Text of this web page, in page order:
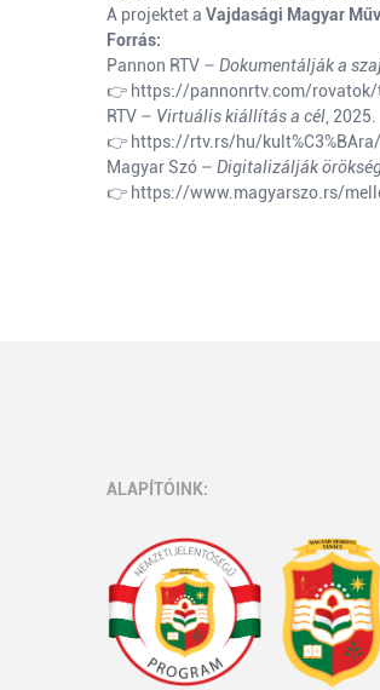
A projektet a Vajdasági Magyar
Forrás:
Pannon RTV – Dokumentálják a
👉 https://pannonrtv.com/
RTV – Virtuális kiállítás a cél , 2025.
👉 https://rtv.rs/hu/kult%C3%BAra/
Magyar Szó – Digitalizálják
👉 https://www.magyarszo.rs/
ALAPÍTÓINK: